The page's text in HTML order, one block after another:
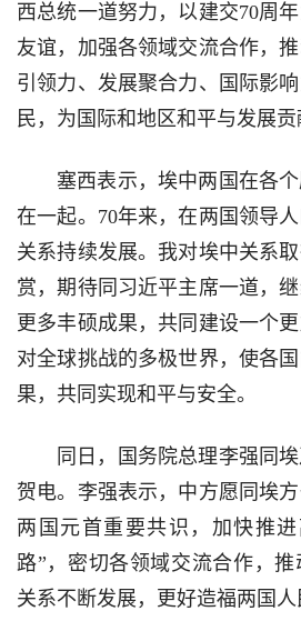
西总统一道努力，以建交70周
友谊，加强各领域交流合作，
引领力、发展聚合力、国际影
民，为国际和地区和平与发展贡
塞西表示，埃中两国在各
在一起。70年来，在两国领导
关系持续发展。我对埃中关系
赏，期待同习近平主席一道，
更多丰硕成果，共同建设一个
对全球挑战的多极世界，使各
果，共同实现和平与安全。
同日，国务院总理李强同
贺电。李强表示，中方愿同埃
两国元首重要共识，加快推
路”，密切各领域交流合作，
关系不断发展，更好造福两国人